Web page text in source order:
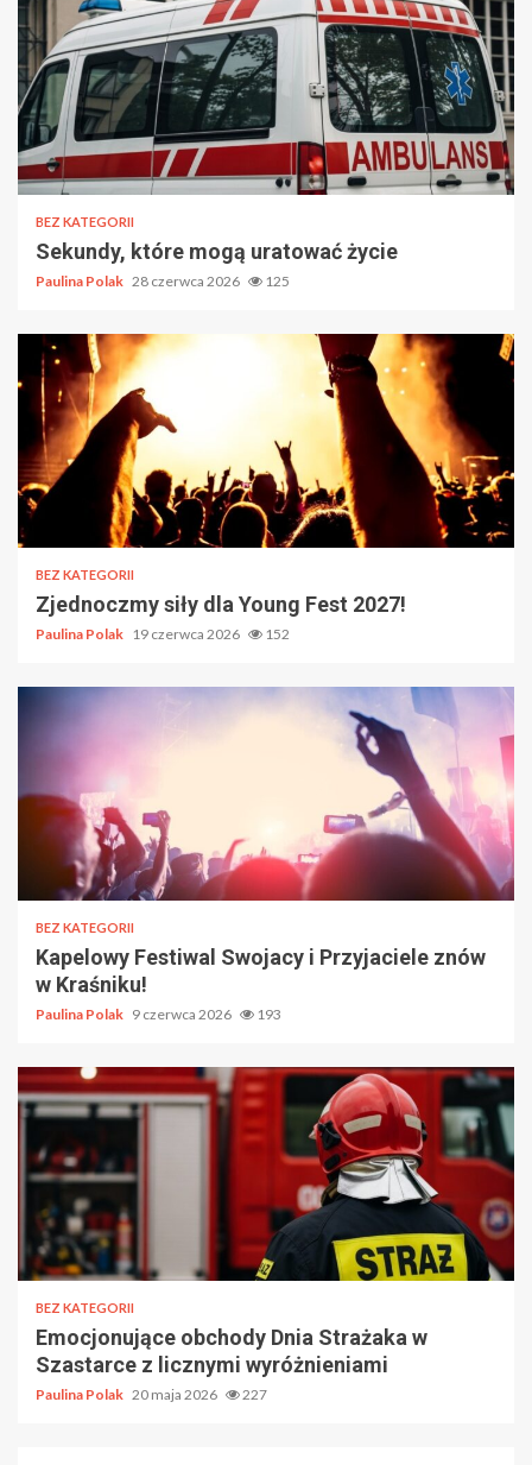
BEZ KATEGORII
Sekundy, które mogą uratować życie
Paulina Polak 28 czerwca 2026 125
BEZ KATEGORII
Zjednoczmy siły dla Young Fest 2027!
Paulina Polak 19 czerwca 2026 152
BEZ KATEGORII
Kapelowy Festiwal Swojacy i Przyjaciele znów
w Kraśniku!
Paulina Polak 9 czerwca 2026 193
BEZ KATEGORII
Emocjonujące obchody Dnia Strażaka w
Szastarce z licznymi wyróżnieniami
Paulina Polak 20 maja 2026 227